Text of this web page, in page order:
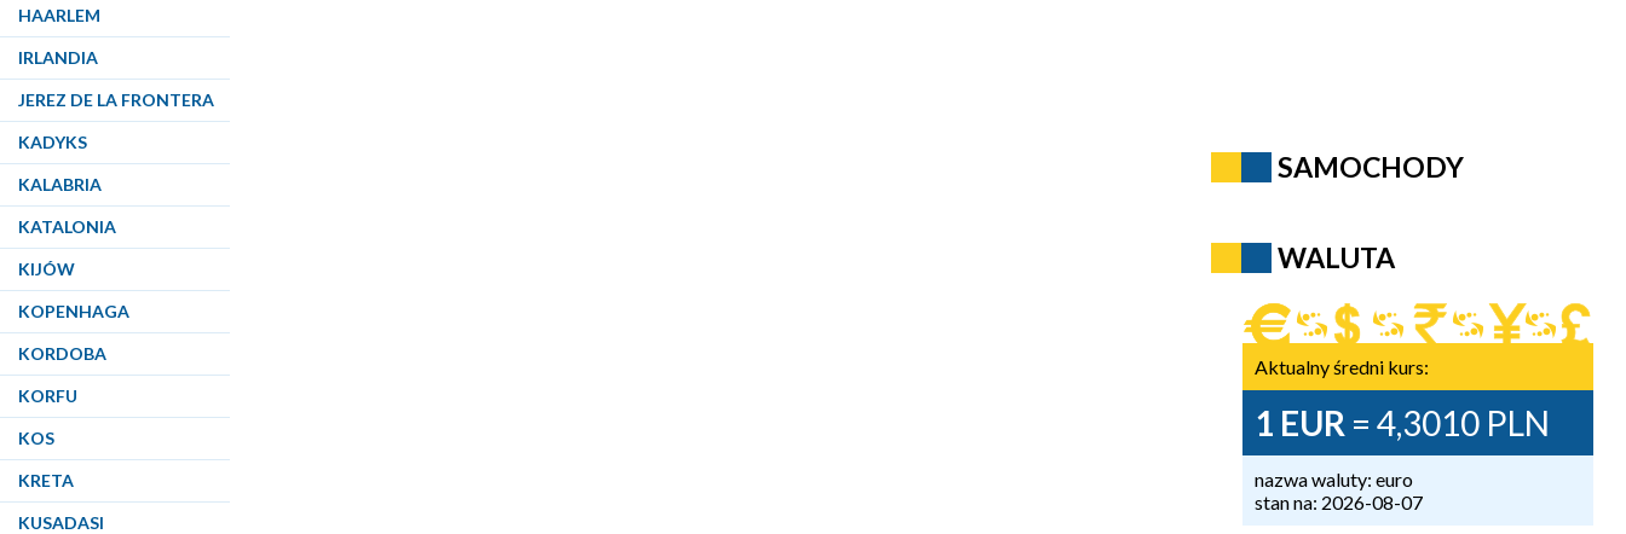
HAARLEM
IRLANDIA
JEREZ DE LA FRONTERA
KADYKS
KALABRIA
KATALONIA
KIJÓW
KOPENHAGA
KORDOBA
KORFU
KOS
KRETA
KUSADASI
SAMOCHODY
WALUTA
Aktualny średni kurs:
1 EUR = 4,3010 PLN
nazwa waluty: euro
stan na: 2026-08-07